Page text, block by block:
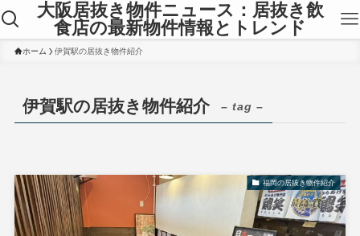
大阪居抜き物件ニュース：居抜き飲
食店の最新物件情報とトレンド
ホーム 伊賀駅の居抜き物件紹介
伊賀駅の居抜き物件紹介 – tag –
福岡の居抜き物件紹介